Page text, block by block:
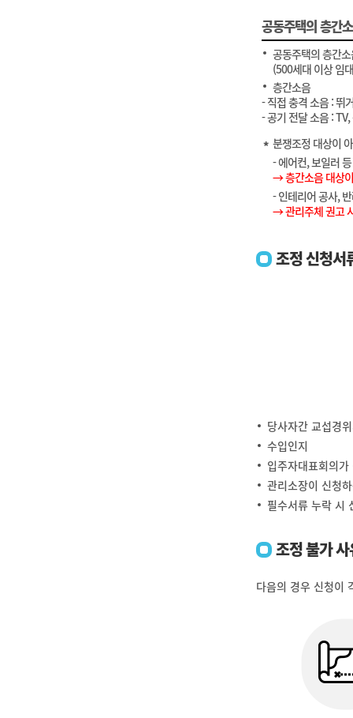
공동주택의 층간
공동주택의 층간
(500세대 이상 임
층간소음
- 직접 충격 소음 : 뛰
- 공기 전달 소음 :
분쟁조정 대상이
- 에어컨, 보일러
→ 층간소음 대상
- 인테리어 공사,
→ 관리주체 권고
조정 신청서
당사자간 교섭경
수입인지
입주자대표회의
관리소장이 신청
필수서류 누락 시
조정 불가
다음의 경우 신청이